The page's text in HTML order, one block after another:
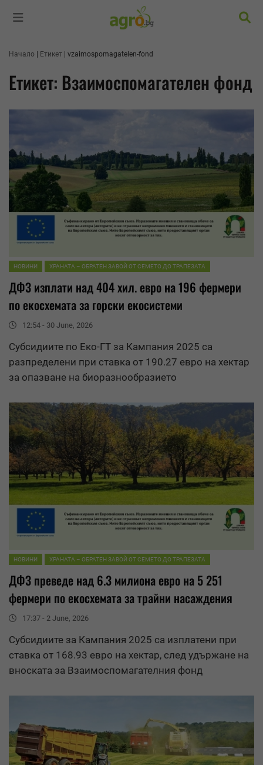
Начало Етикет vzaimospomagatelen-fond
Етикет: Взаимоспомагателен фонд
НОВИНИ ХРАНАТА – ОБРАТЕН ЗАВОЙ ОТ СЕМЕТО ДО ТРАПЕЗАТА
ДФЗ изплати над 404 хил. евро на 196 фермери
по екосхемата за горски екосистеми
12:54 - 30 June, 2026
Субсидиите по Еко-ГТ за Кампания 2025 са
разпределени при ставка от 190.27 евро на хектар
за опазване на биоразнообразието
НОВИНИ ХРАНАТА – ОБРАТЕН ЗАВОЙ ОТ СЕМЕТО ДО ТРАПЕЗАТА
ДФЗ преведе над 6.3 милиона евро на 5 251
фермери по екосхемата за трайни насаждения
17:37 - 2 June, 2026
Субсидиите за Кампания 2025 са изплатени при
ставка от 168.93 евро на хектар, след удържане на
вноската за Взаимоспомагателния фонд